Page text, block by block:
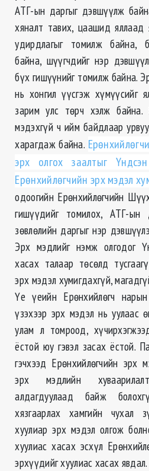
АТГ-ын даргыг дэвшүүлж
хяналт тавих, цаашид яллаад
удирдлагыг томилж байна,
байна, шүүгчдийг нэр
бүх гишүүнийг томилж байна.
нь хонгил үүсгэж хүмүүсийг
зарим улс төрч хэлж байна.
мэдэхгүй ч ийм байдлаар
харагдаж байна.
эрх олгох заалтыг
Ерөнхийлөгчийн эрх мэдэл
одоогийн Ерөнхийлөгчийн
гишүүдийг томилох, АТГ-ын
зөвлөлийн даргыг нэр
Эрх мэдлийг нэмж олгодог
хасах талаар төсөлд
эрх мэдэл хумигдахгүй,
Үе үеийн Ерөнхийлөгч
үзэхээр эрх мэдэл нь уулаас
улам л томроод,
ёстой юу гэвэл засах ёстой.
гэчхээд Ерөнхийлөгчийн эрх
эрх мэдлийн
алдагдуулаад байж
хязгаарлах хамгийн чухал
хуулиар эрх мэдэл олгож
хуулиас хасах эсхүл
эрхүүдийг хуулиас хасах явдал.